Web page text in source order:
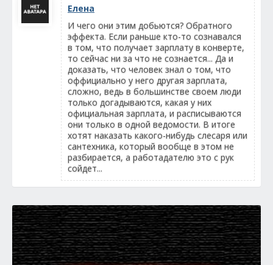
Елена
И чего они этим добьются? Обратного
эффекта. Если раньше кто-то сознавался
в том, что получает зарплату в конверте,
то сейчас ни за что не сознается... Да и
доказать, что человек знал о том, что
оффициально у него другая зарплата,
сложно, ведь в большинстве своем люди
только догадываются, какая у них
официальная зарплата, и расписываются
они только в одной ведомости. В итоге
хотят наказать какого-нибудь слесаря или
сантехника, который вообще в этом не
разбирается, а работадателю это с рук
сойдет...